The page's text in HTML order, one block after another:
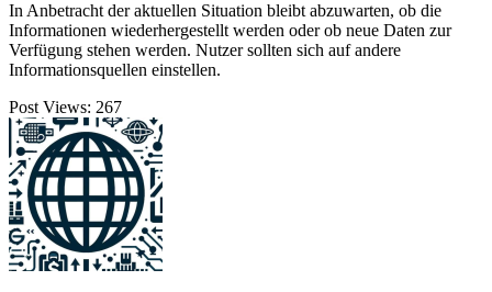
In Anbetracht der aktuellen Situation bleibt abzuwarten, ob die
Informationen wiederhergestellt werden oder ob neue Daten zur
Verfügung stehen werden. Nutzer sollten sich auf andere
Informationsquellen einstellen.
Post Views: 267